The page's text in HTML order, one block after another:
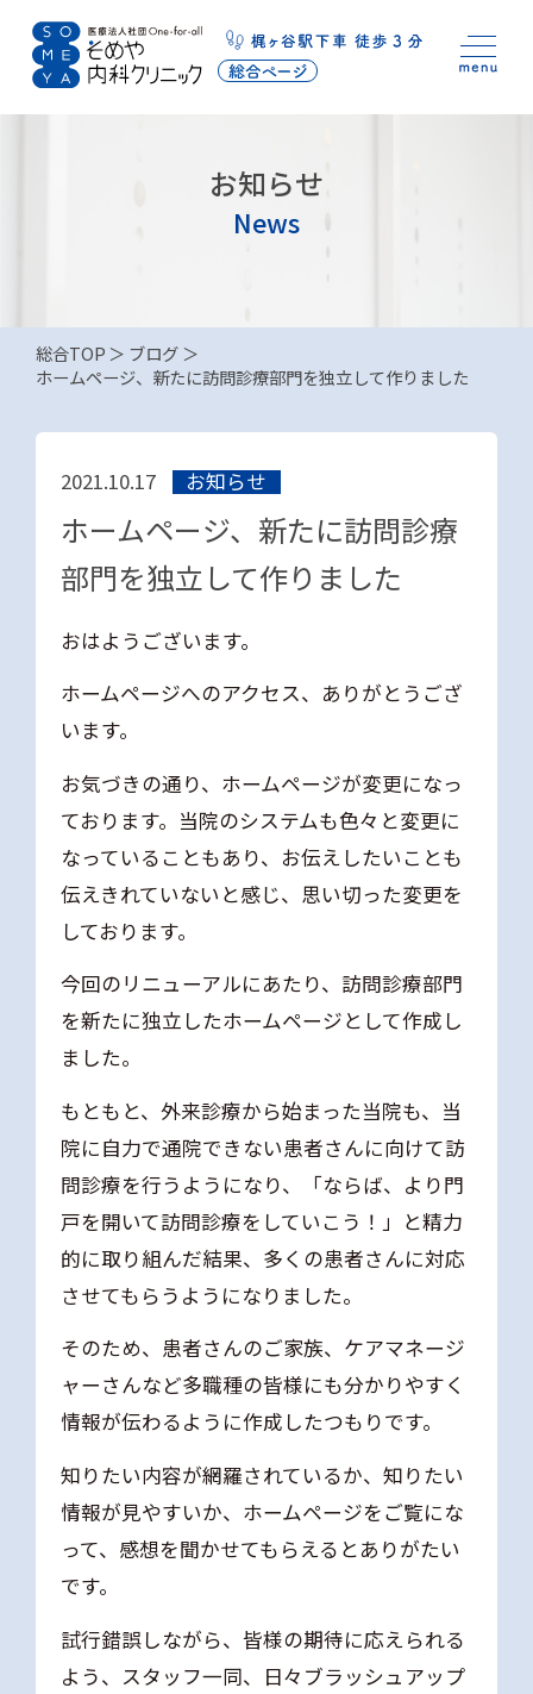
お知らせ
News
総合TOP
ブログ
ホームページ、新たに訪問診療部門を独立して作りました
2021.10.17 お知らせ
ホームページ、新たに訪問診療
部門を独立して作りました
おはようございます。
ホームページへのアクセス、ありがとうござ
います。
お気づきの通り、ホームページが変更になっ
ております。当院のシステムも色々と変更に
なっていることもあり、お伝えしたいことも
伝えきれていないと感じ、思い切った変更を
しております。
今回のリニューアルにあたり、訪問診療部門
を新たに独立したホームページとして作成し
ました。
もともと、外来診療から始まった当院も、当
院に自力で通院できない患者さんに向けて訪
問診療を行うようになり、「ならば、より門
戸を開いて訪問診療をしていこう！」と精力
的に取り組んだ結果、多くの患者さんに対応
させてもらうようになりました。
そのため、患者さんのご家族、ケアマネージ
ャーさんなど多職種の皆様にも分かりやすく
情報が伝わるように作成したつもりです。
知りたい内容が網羅されているか、知りたい
情報が見やすいか、ホームページをご覧にな
って、感想を聞かせてもらえるとありがたい
です。
試行錯誤しながら、皆様の期待に応えられる
よう、スタッフ一同、日々ブラッシュアップ